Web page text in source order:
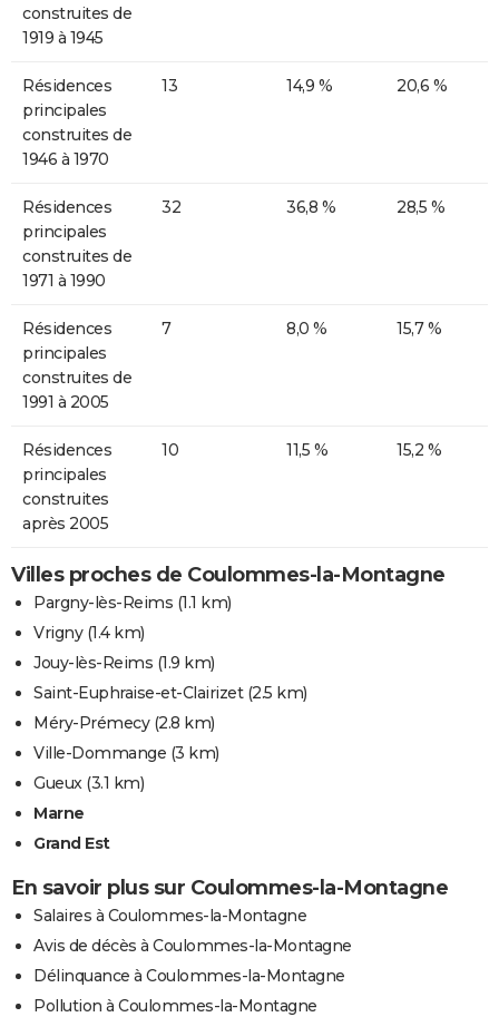
construites de
1919 à 1945
Résidences
principales
construites de
1946 à 1970
13 14,9 % 20,6 %
Résidences
principales
construites de
1971 à 1990
32 36,8 % 28,5 %
Résidences
principales
construites de
1991 à 2005
7 8,0 % 15,7 %
Résidences
principales
construites
après 2005
10 11,5 % 15,2 %
Villes proches de Coulommes-la-Montagne
Pargny-lès-Reims (1.1 km)
Vrigny(1.4 km)
Jouy-lès-Reims (1.9 km)
Saint-Euphraise-et-Clairizet(2.5 km)
Méry-Prémecy(2.8 km)
Ville-Dommange (3 km)
Gueux(3.1 km)
Marne
Grand Est
En savoir plus sur Coulommes-la-Montagne
Salaires à Coulommes-la-Montagne
Avis de décès à Coulommes-la-Montagne
Délinquance à Coulommes-la-Montagne
Pollution à Coulommes-la-Montagne